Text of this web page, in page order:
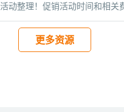
动整理！促销活动时间和相关
更多资源